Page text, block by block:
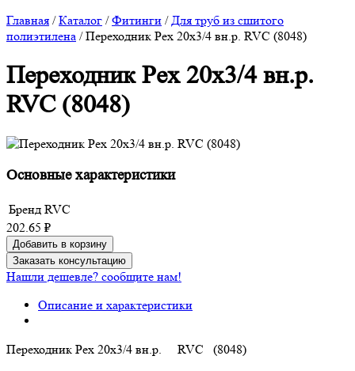
Главная /Каталог /Фитинги / Для труб из сшитого
полиэтилена / Переходник Pex 20х3/4 вн.р. RVC (8048)
Переходник Pex 20х3/4 вн.р.
RVC (8048)
Основные характеристики
Бренд RVC
202.65 ₽
Добавить в корзину
Заказать консультацию
Нашли дешевле? сообщите нам!
Описание и характеристики
Переходник Pex 20х3/4 вн.р. RVC (8048)